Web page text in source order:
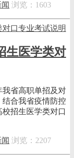
浏览：1603
生医学类对
我省高职单招及对
合我省疫情防控
招生医学类对口
浏览：2207